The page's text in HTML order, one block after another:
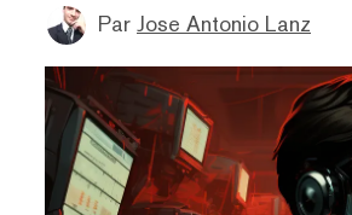
Par Jose Antonio Lanz